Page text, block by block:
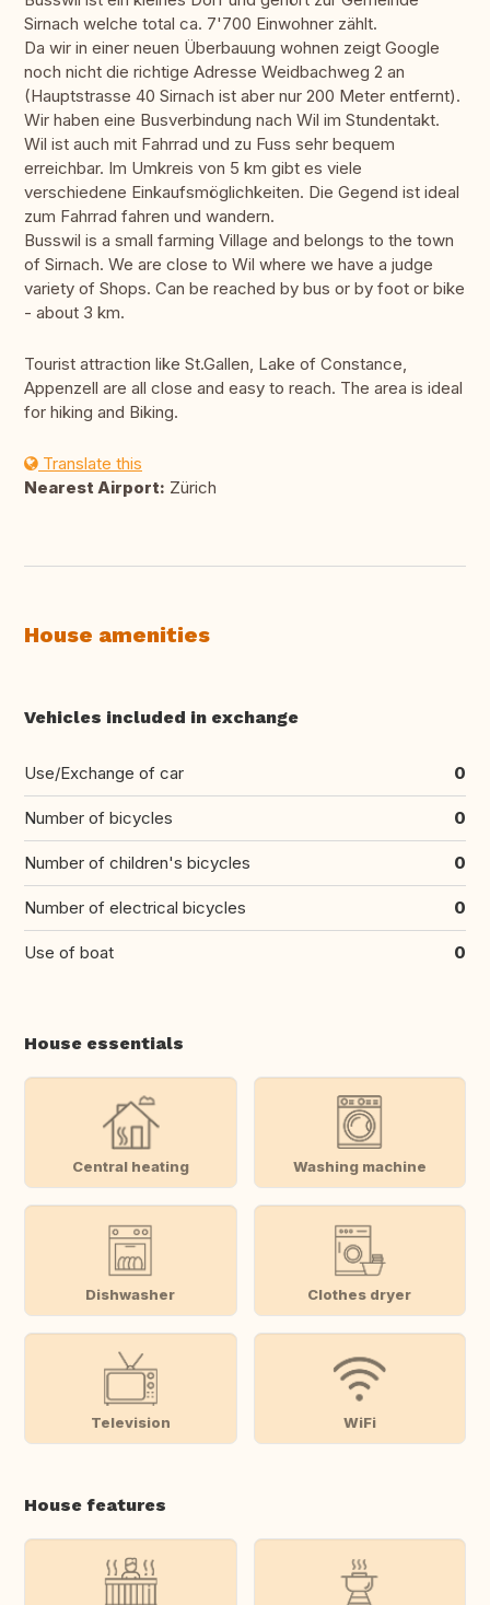
Sirnach welche total ca. 7'700 Einwohner zählt.
Da wir in einer neuen Überbauung wohnen zeigt Google
noch nicht die richtige Adresse Weidbachweg 2 an
(Hauptstrasse 40 Sirnach ist aber nur 200 Meter entfernt).
Wir haben eine Busverbindung nach Wil im Stundentakt.
Wil ist auch mit Fahrrad und zu Fuss sehr bequem
erreichbar. Im Umkreis von 5 km gibt es viele
verschiedene Einkaufsmöglichkeiten. Die Gegend ist ideal
zum Fahrrad fahren und wandern.
Busswil is a small farming Village and belongs to the town
of Sirnach. We are close to Wil where we have a judge
variety of Shops. Can be reached by bus or by foot or bike
- about 3 km.
Tourist attraction like St.Gallen, Lake of Constance,
Appenzell are all close and easy to reach. The area is ideal
for hiking and Biking.
Translate this
Nearest Airport: Zürich
House amenities
Vehicles included in exchange
Use/Exchange of car 0
Number of bicycles 0
Number of children's bicycles 0
Number of electrical bicycles 0
Use of boat 0
House essentials
Central heating Washing machine
Dishwasher Clothes dryer
Television WiFi
House features